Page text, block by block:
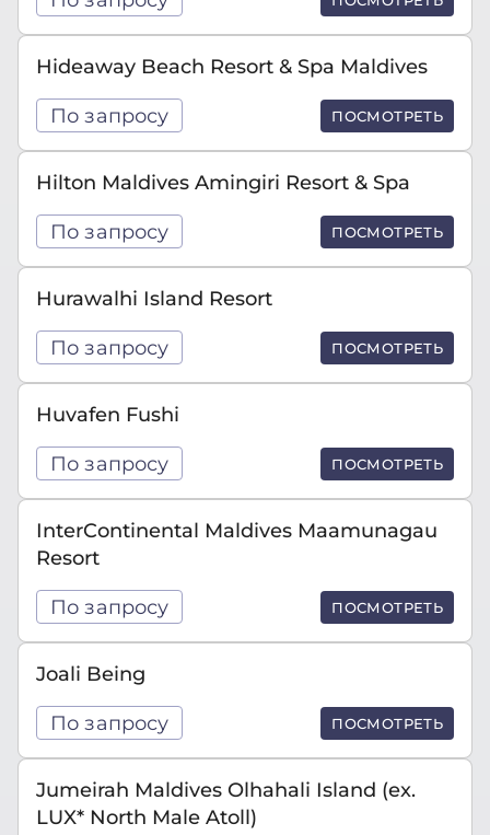
Hideaway Beach Resort & Spa Maldives
По запросу ПОСМОТРЕТЬ
Hilton Maldives Amingiri Resort & Spa
По запросу ПОСМОТРЕТЬ
Hurawalhi Island Resort
По запросу ПОСМОТРЕТЬ
Huvafen Fushi
По запросу ПОСМОТРЕТЬ
InterContinental Maldives Maamunagau
Resort
По запросу ПОСМОТРЕТЬ
Joali Being
По запросу ПОСМОТРЕТЬ
Jumeirah Maldives Olhahali Island (ex.
LUX* North Male Atoll)